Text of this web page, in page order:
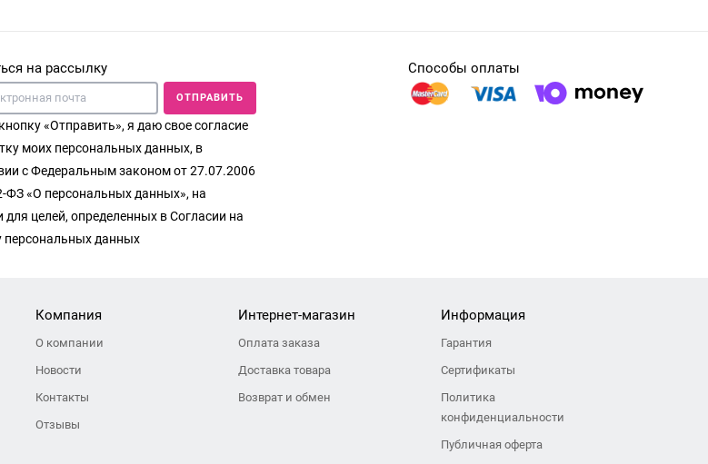
на рассылку
ОТПРАВИТЬ
«Отправить», я даю свое согласие
моих персональных данных, в
с Федеральным законом от 27.07.2006
ФЗ «О персональных данных», на
для целей, определенных в Согласии на
персональных данных
Способы оплаты
Компания
О компании
Новости
Контакты
Отзывы
Интернет-магазин
Оплата заказа
Доставка товара
Возврат и обмен
Информация
Гарантия
Сертификаты
Политика
конфиденциальности
Публичная оферта